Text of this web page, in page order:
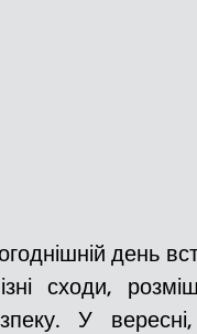
день
сходи,
У